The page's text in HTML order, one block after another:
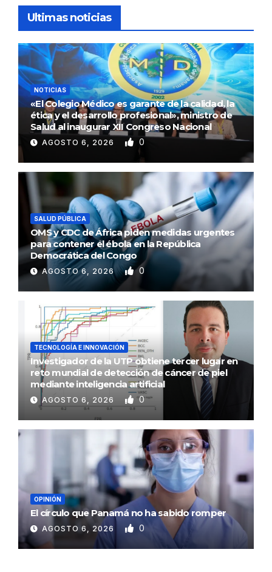
Ultimas noticias
NOTICIAS
«El Colegio Médico es garante de la calidad, la
ética y el desarrollo profesional», ministro de
Salud al inaugurar XII Congreso Nacional
AGOSTO 6, 2026 0
SALUD PÚBLICA
OMS y CDC de África piden medidas urgentes
para contener el ébola en la República
Democrática del Congo
AGOSTO 6, 2026 0
TECNOLOGÍA E INNOVACIÓN
Investigador de la UTP obtiene tercer lugar en
reto mundial de detección de cáncer de piel
mediante inteligencia artificial
AGOSTO 6, 2026 0
OPINIÓN
El círculo que Panamá no ha sabido romper
AGOSTO 6, 2026 0